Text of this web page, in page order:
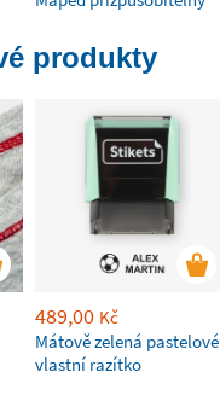
produkty
489,00 Kč
Mátově zelená pastelové
vlastní razítko